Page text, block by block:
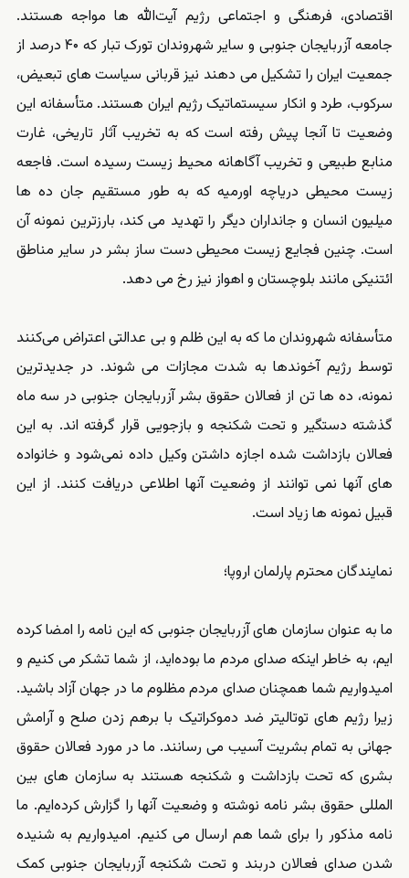
اقتصادی، فرهنگی و اجتماعی رژیم آیت‌الله ها مواجه هستند.
جامعه آزربایجان جنوبی و سایر شهروندان تورک تبار که ۴۰ درصد از
جمعیت ایران را تشکیل می دهند نیز قربانی سیاست های تبعیض،
سرکوب، طرد و انکار سیستماتیک رژیم ایران هستند. متأسفانه این
وضعیت تا آنجا پیش رفته است که به تخریب آثار تاریخی، غارت
منابع طبیعی و تخریب آگاهانه محیط زیست رسیده است. فاجعه
زیست محیطی دریاچه اورمیه که به طور مستقیم جان ده ها
میلیون انسان و جانداران دیگر را تهدید می کند، بارزترین نمونه آن
است. چنین فجایع زیست محیطی دست ساز بشر در سایر مناطق
ائتنیکی مانند بلوچستان و اهواز نیز رخ می دهد.
متأسفانه شهروندان ما که به این ظلم و بی عدالتی اعتراض می‌کنند
توسط رژیم آخوندها به شدت مجازات می شوند. در جدیدترین
نمونه، ده ها تن از فعالان حقوق بشر آزربایجان جنوبی در سه ماه
گذشته دستگیر و تحت شکنجه و بازجویی قرار گرفته اند. به این
فعالان بازداشت شده اجازه داشتن وکیل داده نمی‌شود و خانواده
های آنها نمی توانند از وضعیت آنها اطلاعی دریافت کنند. از این
قبیل نمونه ها زیاد است.
نمایندگان محترم پارلمان اروپا؛
ما به عنوان سازمان های آزربایجان جنوبی که این نامه را امضا کرده
ایم، به خاطر اینکه صدای مردم ما بوده‌اید، از شما تشکر می کنیم و
امیدواریم شما همچنان صدای مردم مظلوم ما در جهان آزاد باشید.
زیرا رژیم های توتالیتر ضد دموکراتیک با برهم زدن صلح و آرامش
جهانی به تمام بشریت آسیب می رسانند. ما در مورد فعالان حقوق
بشری که تحت بازداشت و شکنجه هستند به سازمان های بین
المللی حقوق بشر نامه نوشته و وضعیت آنها را گزارش کرده‌ایم. ما
نامه مذکور را برای شما هم ارسال می کنیم. امیدواریم به شنیده
شدن صدای فعالان دربند و تحت شکنجه آزربایجان جنوبی کمک